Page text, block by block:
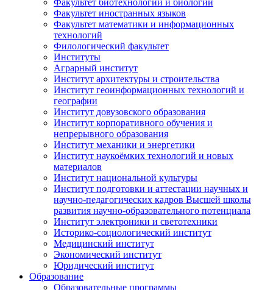
Факультет иностранных языков
Факультет математики и информационных
технологий
Филологический факультет
Институты
Аграрный институт
Институт архитектуры и строительства
Институт геоинформационных технологий и
географии
Институт довузовского образования
Институт корпоративного обучения и
непрерывного образования
Институт механики и энергетики
Институт наукоёмких технологий и новых
материалов
Институт национальной культуры
Институт подготовки и аттестации научных и
научно-педагогических кадров Высшей школы
развития научно-образовательного потенциала
Институт электроники и светотехники
Историко-социологический институт
Медицинский институт
Экономический институт
Юридический институт
Образование
Образовательные программы